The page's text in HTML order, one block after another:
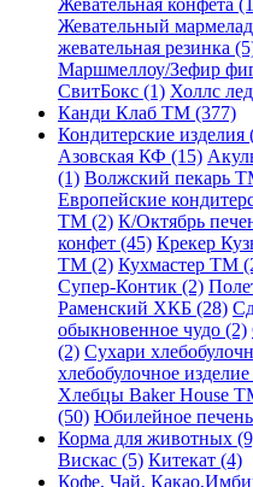
Жевательный
жевательная резинка
Маршмеллоу/Зефир
СвитБокс (1) Холлс
Канди Клаб ТМ (377)
Кондитерские изделия
Азовская КФ (15)
(1) Волжский пекарь
Европейские
ТМ (2) К/Октябрь
конфет (45) Крекер
ТМ (2) Кухмастер ТМ
Супер-Контик (2)
Раменский ХКБ (28)
обыкновенное чудо (2)
(2) Сухари
хлебобулочное
Хлебцы Baker House
(50) Юбилейное
Корма для животных
Вискас (5) Китекат (4)
Кофе, Чай,